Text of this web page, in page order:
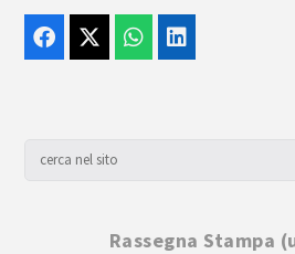
Rassegna Stampa